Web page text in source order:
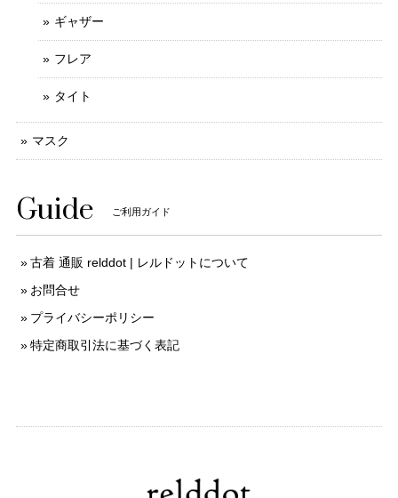
ギャザー
フレア
タイト
マスク
Guide ご利用ガイド
古着 通販 relddot | レルドットについて
お問合せ
プライバシーポリシー
特定商取引法に基づく表記